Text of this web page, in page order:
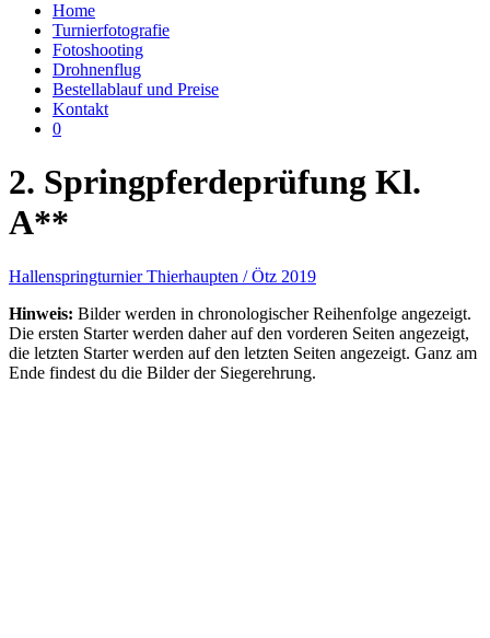
Home
Turnierfotografie
Fotoshooting
Drohnenflug
Bestellablauf und Preise
Kontakt
0
2. Springpferdeprüfung Kl.
A**
Hallenspringturnier Thierhaupten / Ötz 2019
Hinweis: Bilder werden in chronologischer Reihenfolge angezeigt.
Die ersten Starter werden daher auf den vorderen Seiten angezeigt,
die letzten Starter werden auf den letzten Seiten angezeigt. Ganz am
Ende findest du die Bilder der Siegerehrung.